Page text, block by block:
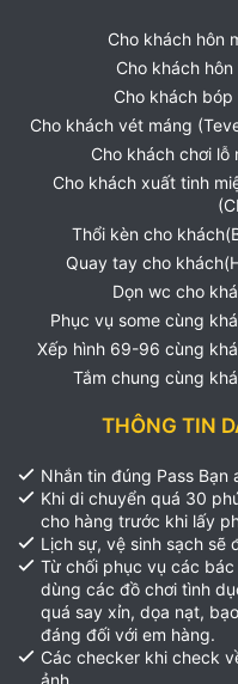
Cho khách hôn
Cho khách hôn
Cho khách bóp
Cho khách vét máng
Cho khách chơi lỗ
Cho khách xuất tinh
Thổi kèn cho
Quay tay cho
Dọn wc cho
Phục vụ some cùng
Xếp hình 69-96 cùng
Tắm chung cùng
THÔNG TIN
Nhắn tin đúng Pass Bạn
Khi di chuyển quá 30
cho hàng trước khi lấy
Lịch sự, vệ sinh sạch sẽ
Từ chối phục vụ các
dùng các đồ chơi tình
quá say xỉn, dọa nạt,
đáng đối với em hàng.
Các checker khi check
ảnh.